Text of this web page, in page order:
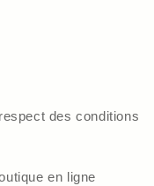
des conditions
en ligne